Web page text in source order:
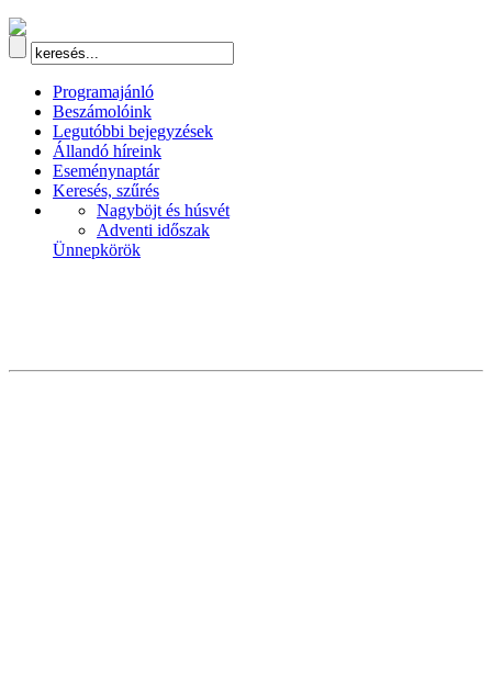
Programajánló
Beszámolóink
Legutóbbi bejegyzések
Állandó híreink
Eseménynaptár
Keresés, szűrés
Nagyböjt és húsvét
Adventi időszak
Ünnepkörök